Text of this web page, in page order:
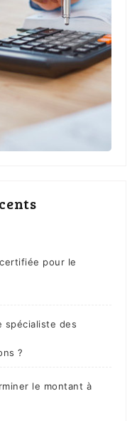
pour le
spécialiste des
?
le montant à